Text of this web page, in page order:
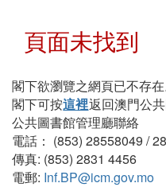
頁面未找到
閣下欲瀏覽之網頁已不存在
閣下可按這裡返回澳門公
公共圖書館管理廳聯絡
電話： (853) 28558049 /
傳真: (853) 2831 4456
電郵: Inf.BP@icm.gov.mo